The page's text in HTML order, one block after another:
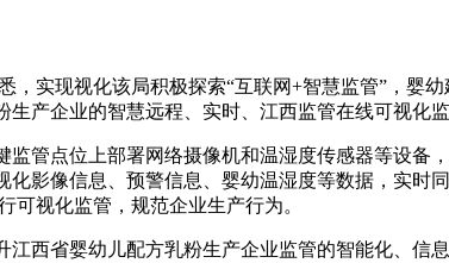
，实现视化该局积极探索“互联网+智慧监管”，婴幼
产企业的智慧远程、实时、江西监管在线可视化
管点位上部署网络摄像机和温湿度传感器等设备
影像信息、预警信息、婴幼温湿度等数据，实时
可视化监管，规范企业生产行为。
西省婴幼儿配方乳粉生产企业监管的智能化、信